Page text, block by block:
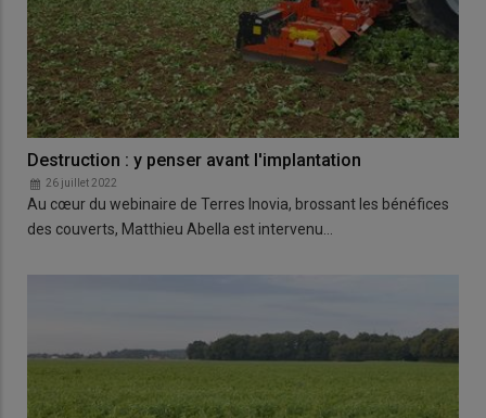
Destruction : y penser avant l'implantation
26 juillet 2022
Au cœur du webinaire de Terres Inovia, brossant les bénéfices
des couverts, Matthieu Abella est intervenu…